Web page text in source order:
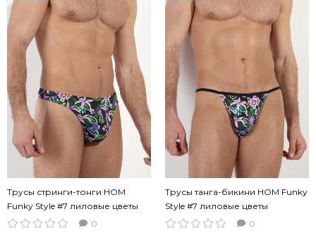
Трусы стринги-тонги HOM
Funky Style #7 лиловые цветы
0
Трусы танга-бикини HOM Funky
Style #7 лиловые цветы
0